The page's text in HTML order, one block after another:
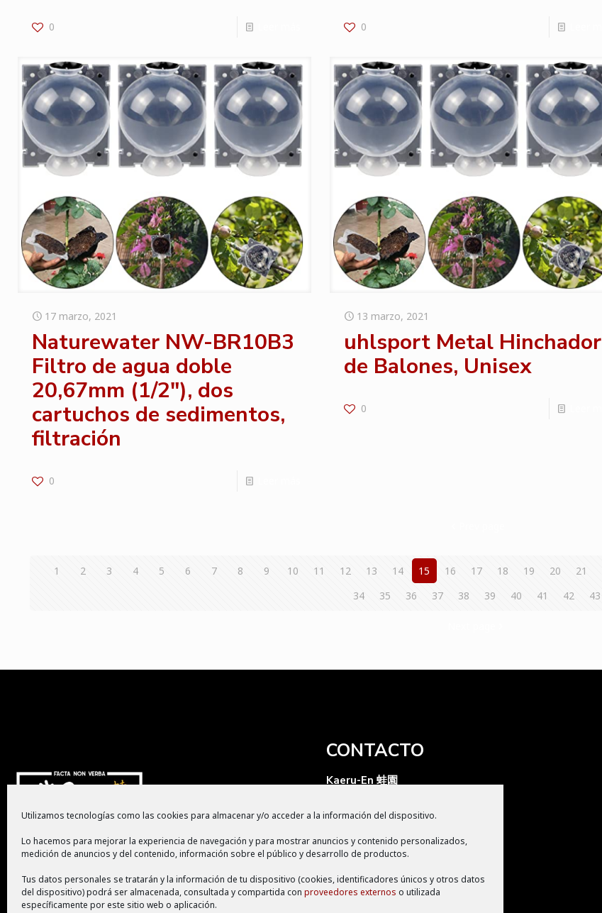
Utilizamos tecnologías como las cookies para almacenar y/o acceder a la información del dispositivo.
Lo hacemos para mejorar la experiencia de navegación y para mostrar anuncios y contenido personalizados,
medición de anuncios y del contenido, información sobre el público y desarrollo de productos.
Tus datos personales se tratarán y la información de tu dispositivo (cookies, identificadores únicos y otros datos
del dispositivo) podrá ser almacenada, consultada y compartida con proveedores externos o utilizada
específicamente por este sitio web o aplicación.
0 0
17 marzo, 2021
Naturewater NW-BR10B3
Filtro de agua doble
20,67mm (1/2″), dos
cartuchos de sedimentos,
filtración
0
13 marzo, 2021
uhlsport Metal Hinchador
de Balones, Unisex
0
1 2 3 4 5 6 7 8 9 10 11 12 13 14 15 16 17 18 19 20 21
34
35 36 37 38 39 40 41 42 43
CONTACTO
Kaeru-En 蛙園
Kaeru Producciones S.L
CP 11009, Cádiz
info@kaeruen.com